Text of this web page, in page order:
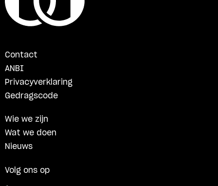
Contact
ANBI
Privacyverklaring
Gedragscode
Wie we zijn
Wat we doen
Nieuws
Volg ons op